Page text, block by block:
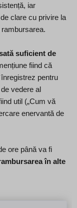
iar
clare cu privire la
suficient de
fiind că
pentru
vedere al
util („Cum vă
enervantă de
ore până va fi
în alte